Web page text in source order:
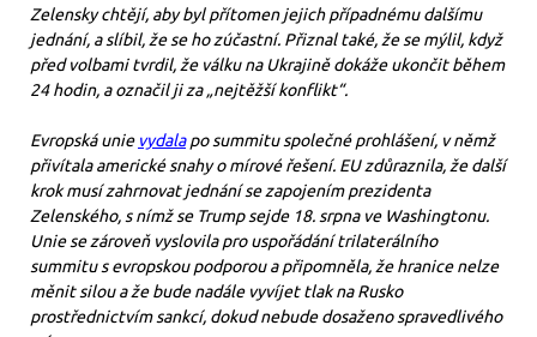
Zelensky chtějí, aby byl přítomen jejich případnému dalšímu
jednání, a slíbil, že se ho zúčastní. Přiznal také, že se mýlil, když
před volbami tvrdil, že válku na Ukrajině dokáže ukončit během
24 hodin, a označil ji za „nejtěžší konflikt“.
Evropská unie vydalapo summitu společné prohlášení, v němž
přivítala americké snahy o mírové řešení. EU zdůraznila, že další
krok musí zahrnovat jednání se zapojením prezidenta
Zelenského, s nímž se Trump sejde 18. srpna ve Washingtonu.
Unie se zároveň vyslovila pro uspořádání trilaterálního
summitu s evropskou podporou a připomněla, že hranice nelze
měnit silou a že bude nadále vyvíjet tlak na Rusko
prostřednictvím sankcí, dokud nebude dosaženo spravedlivého